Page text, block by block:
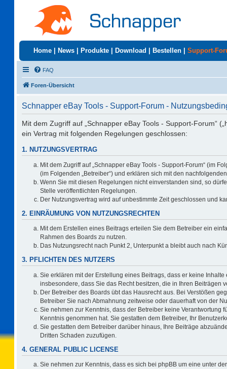
Home News Produkte Download Bestellen Support-
FAQ
Foren-Übersicht
Schnapper eBay Tools - Support-Forum -
Mit dem Zugriff auf „Schnapper eBay Tools - Support-Forum“
ein Vertrag mit folgenden Regelungen geschlossen:
1. NUTZUNGSVERTRAG
Mit dem Zugriff auf „Schnapper eBay Tools - Support-Forum“ (im
(im Folgenden „Betreiber“) und erklären sich mit den
Wenn Sie mit diesen Regelungen nicht einverstanden sind, so
Stelle veröffentlichten Regelungen.
Der Nutzungsvertrag wird auf unbestimmte Zeit geschlossen und
2. EINRÄUMUNG VON NUTZUNGSRECHTEN
Mit dem Erstellen eines Beitrags erteilen Sie dem Betreiber ein
Rahmen des Boards zu nutzen.
Das Nutzungsrecht nach Punkt 2, Unterpunkt a bleibt auch nach
3. PFLICHTEN DES NUTZERS
Sie erklären mit der Erstellung eines Beitrags, dass er keine
insbesondere, dass Sie das Recht besitzen, die in Ihren Beiträgen
Der Betreiber des Boards übt das Hausrecht aus. Bei Verstößen
Betreiber Sie nach Abmahnung zeitweise oder dauerhaft von der
Sie nehmen zur Kenntnis, dass der Betreiber keine Verantwortung
Kenntnis genommen hat. Sie gestatten dem Betreiber, Ihr
Sie gestatten dem Betreiber darüber hinaus, Ihre Beiträge
Dritten Schaden zuzufügen.
4. GENERAL PUBLIC LICENSE
Sie nehmen zur Kenntnis, dass es sich bei phpBB um eine unter der